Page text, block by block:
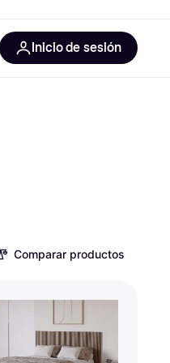
Inicio de sesión
Comparar productos